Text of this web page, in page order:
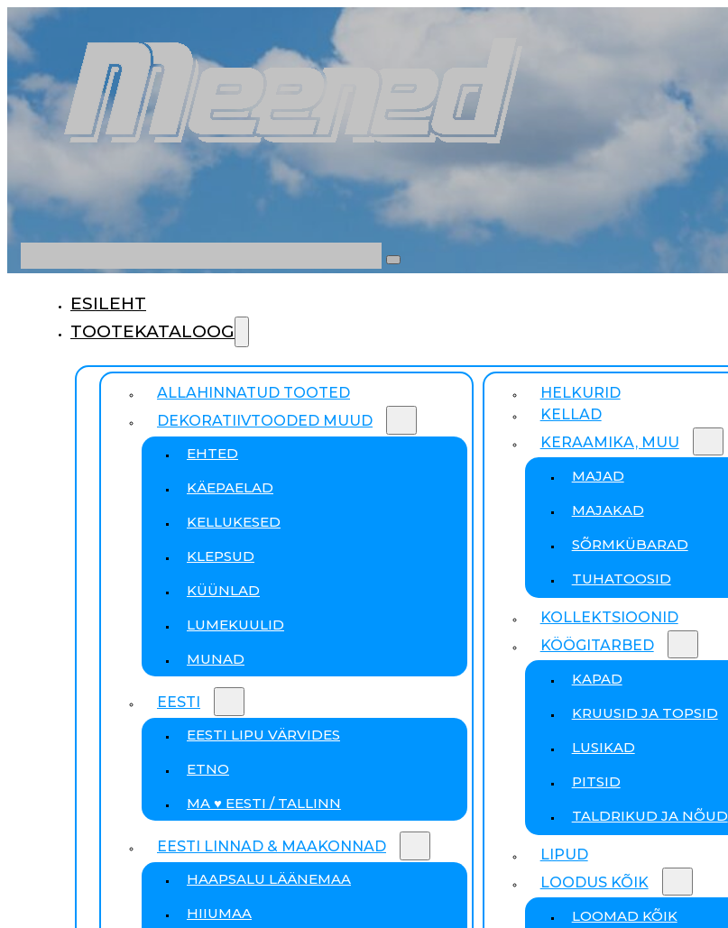
ESILEHT
TOOTEKATALOOG
ALLAHINNATUD TOOTED
DEKORATIIVTOODED MUUD
EHTED
KÄEPAELAD
KELLUKESED
KLEPSUD
KÜÜNLAD
LUMEKUULID
MUNAD
EESTI
EESTI LIPU VÄRVIDES
ETNO
MA ♥ EESTI / TALLINN
EESTI LINNAD & MAAKONNAD
HAAPSALU LÄÄNEMAA
HIIUMAA
HELKURID
KELLAD
KERAAMIKA, MUU
MAJAD
MAJAKAD
SÕRMKÜBARAD
TUHATOOSID
KOLLEKTSIOONID
KÖÖGITARBED
KAPAD
KRUUSID JA TOPSID
LUSIKAD
PITSID
TALDRIKUD JA NÕUD
LIPUD
LOODUS KÕIK
LOOMAD KÕIK